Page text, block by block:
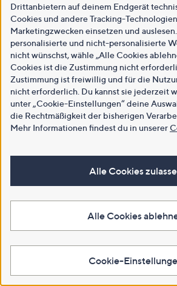
Drittanbietern auf deinem Endgerät
Cookies und andere Tracking-
Marketingzwecken einsetzen und
personalisierte und nicht-personalisierte
nicht wünschst, wähle „Alle Cookies
Cookies ist die Zustimmung nicht
Zustimmung ist freiwillig und für die
nicht erforderlich. Du kannst sie jederzeit
unter „Cookie-Einstellungen“ deine
die Rechtmäßigkeit der bisherigen
Mehr Informationen findest du in unserer
Alle Cookies
Alle Cookies
Cookie-